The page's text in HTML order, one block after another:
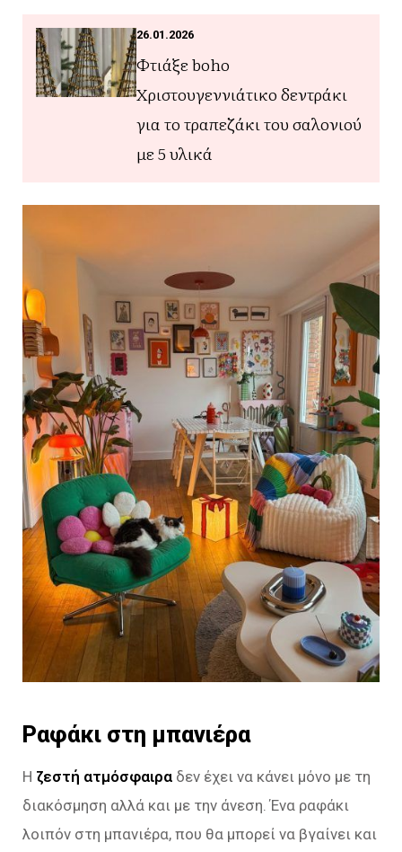
26.01.2026
Φτιάξε boho
Χριστουγεννιάτικο δεντράκι
για το τραπεζάκι του σαλονιού
με 5 υλικά
Ραφάκι στη μπανιέρα
Η ζεστή ατμόσφαιρα δεν έχει να κάνει μόνο με τη
διακόσμηση αλλά και με την άνεση. Ένα ραφάκι
λοιπόν στη μπανιέρα, που θα μπορεί να βγαίνει και